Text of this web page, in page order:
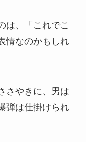
は、「これでこ
情なのかもしれ
さやきに、男は
弾は仕掛けられ